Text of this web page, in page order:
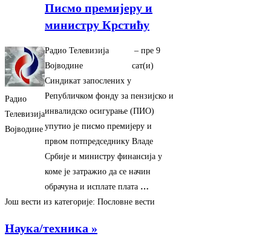
Радио
Телевизија
Војводине
Писмо премијеру и
министру Крстићу
Радио Телевизија
Војводине
– ‎пре 9
сат(и)‎
Синдикат запослених у
Републичком фонду за пензијско и
инвалидско осигурање (ПИО)
упутио је писмо премијеру и
првом потпредседнику Владе
Србије и министру финансија у
коме је затражио да се начин
обрачуна и исплате плата …
Још вести из категорије: Пословне вести
Наука/техника »